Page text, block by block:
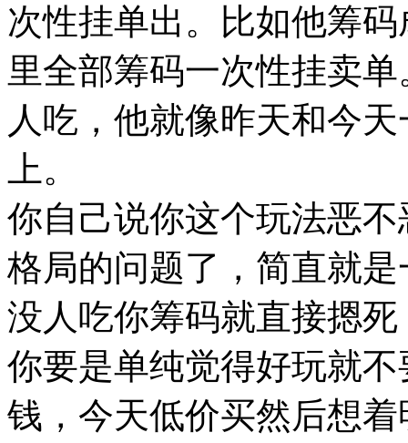
次性挂单出。比如他筹
里全部筹码一次性挂卖
人吃，他就像昨天和今
上。
你自己说你这个玩法恶
格局的问题了，简直就
没人吃你筹码就直接摁
你要是单纯觉得好玩就
钱，今天低价买然后想